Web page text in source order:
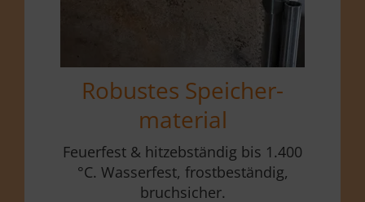
Robustes Speicher­
material
Feuerfest & hitzebständig bis 1.400
°C. Wasserfest, frostbeständig,
bruchsicher.